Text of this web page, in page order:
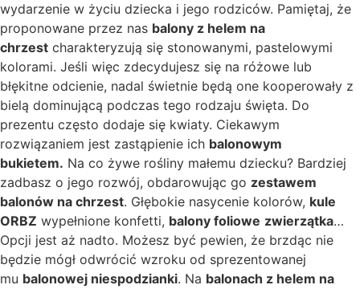
wydarzenie w życiu dziecka i jego rodziców. Pamiętaj, że
proponowane przez nas balony z helem na
chrzest charakteryzują się stonowanymi, pastelowymi
kolorami. Jeśli więc zdecydujesz się na różowe lub
błękitne odcienie, nadal świetnie będą one kooperowały z
bielą dominującą podczas tego rodzaju święta. Do
prezentu często dodaje się kwiaty. Ciekawym
rozwiązaniem jest zastąpienie ich balonowym
bukietem. Na co żywe rośliny małemu dziecku? Bardziej
zadbasz o jego rozwój, obdarowując go zestawem
balonów na chrzest. Głębokie nasycenie kolorów, kule
ORBZ wypełnione konfetti, balony foliowe zwierzątka…
Opcji jest aż nadto. Możesz być pewien, że brzdąc nie
będzie mógł odwrócić wzroku od sprezentowanej
mu balonowej niespodzianki. Na balonach z helem na